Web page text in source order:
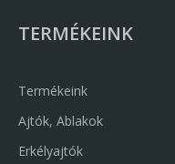
TERMÉKEINK
Termékeink
Ajtók, Ablakok
Erkélyajtók